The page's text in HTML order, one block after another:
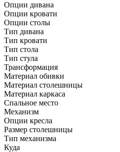
Опции дивана
Опции кровати
Опции столы
Тип дивана
Тип кровати
Тип стола
Тип стула
Трансформация
Материал обивки
Материал столешницы
Материал каркаса
Спальное место
Механизм
Опции кресла
Размер столешницы
Тип механизма
Куда